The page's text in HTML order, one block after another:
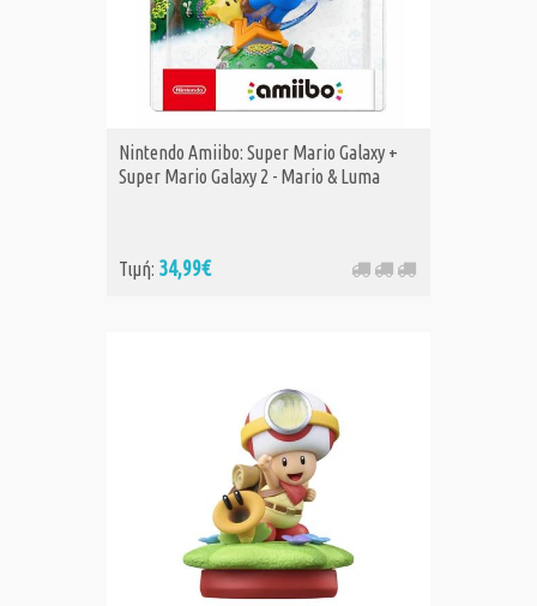
Nintendo Amiibo: Super Mario Galaxy +
Super Mario Galaxy 2 - Mario & Luma
Τιμή: 34,99€